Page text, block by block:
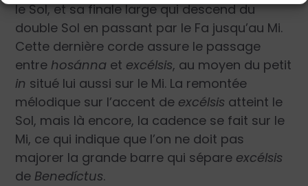
le Sol, et sa finale large qui descend du
double Sol en passant par le Fa jusqu’au Mi.
Cette dernière corde assure le passage
entre hosánna et excélsis, au moyen du petit
in situé lui aussi sur le Mi. La remontée
mélodique sur l’accent de excélsis atteint le
Sol, mais là encore, la cadence se fait sur le
Mi, ce qui indique que l’on ne doit pas
majorer la grande barre qui sépare excélsis
de Benedíctus.